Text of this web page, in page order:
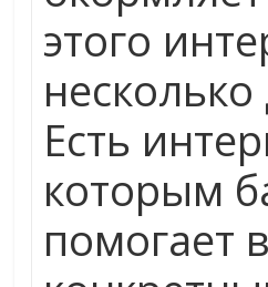
этого
несколько
Есть
которым
помогает